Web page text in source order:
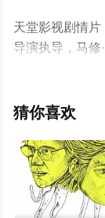
天堂影视剧情片
导演执导，马修
卡,希欧布罕·芬
关信息可移步至
猜你喜欢